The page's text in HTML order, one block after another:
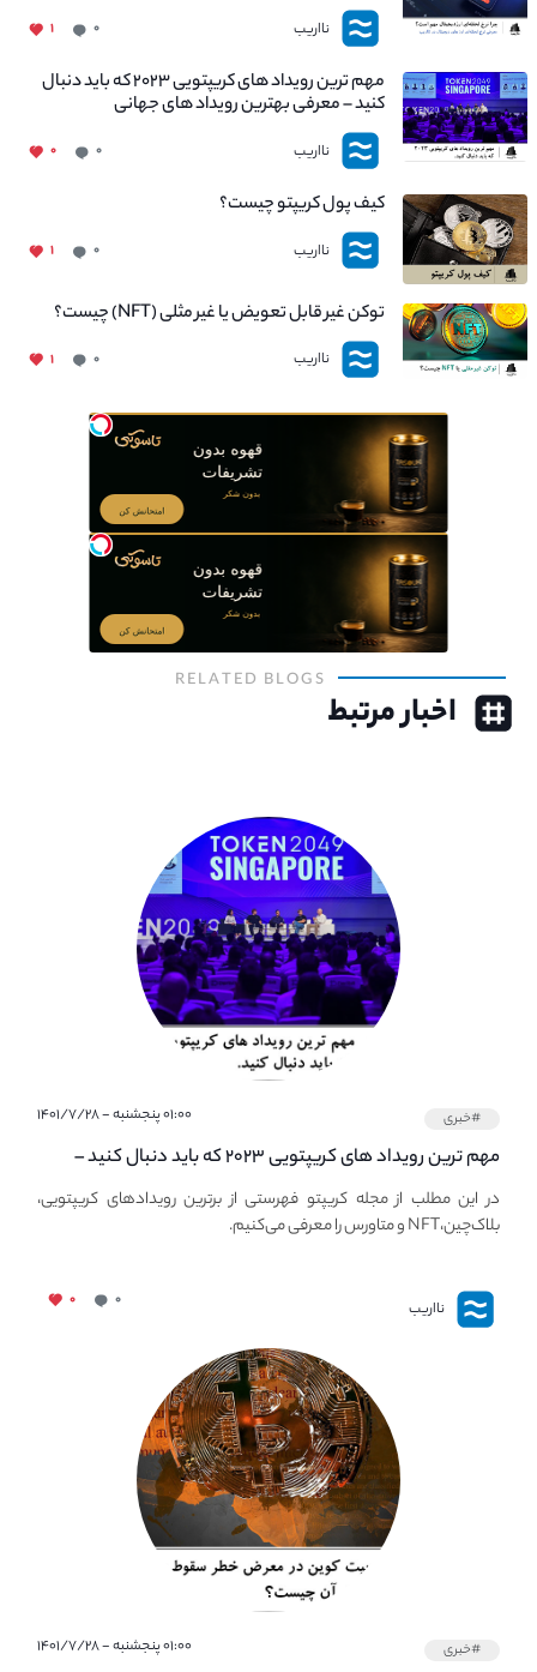
نااریب ۰ ۱
مهم ترین رویداد های کریپتویی ۲۰۲۳ که باید دنبال
کنید – معرفی بهترین رویداد های جهانی
نااریب ۰ ۰
کیف پول کریپتو چیست؟
نااریب ۰ ۱
توکن غیر قابل تعویض یا غیر مثلی (NFT) چیست؟
نااریب ۰ ۱
RELATED BLOGS
اخبار مرتبط
#خبری ۰۱:۰۰ پنجشنبه - ۱۴۰۱/۷/۲۸
مهم ترین رویداد های کریپتویی ۲۰۲۳ که باید دنبال کنید –
معرفی بهترین رویداد های جهانی
در این مطلب از مجله کریپتو فهرستی از برترین رویدادهای کریپتویی،
بلاک‌چین،NFT و متاورس را معرفی می‌کنیم.
نااریب ۰ ۰
#خبری ۰۱:۰۰ پنجشنبه - ۱۴۰۱/۷/۲۸